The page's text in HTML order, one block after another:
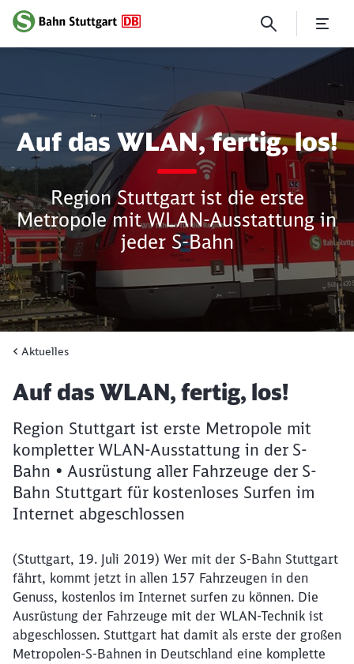
Auf das WLAN, fertig, los!
Auf das WLAN, fertig, los!
Region Stuttgart ist die erste
Metropole mit WLAN-Ausstattung in
jeder S-Bahn
Aktuelles
Artikel:
Auf das WLAN, fertig, los!
Region Stuttgart ist erste Metropole mit
kompletter WLAN-Ausstattung in der S-
Bahn • Ausrüstung aller Fahrzeuge der S-
Bahn Stuttgart für kostenloses Surfen im
Internet abgeschlossen
(Stuttgart, 19. Juli 2019) Wer mit der S-Bahn Stuttgart
fährt, kommt jetzt in allen 157 Fahrzeugen in den
Genuss, kostenlos im Internet surfen zu können. Die
Ausrüstung der Fahrzeuge mit der WLAN-Technik ist
abgeschlossen. Stuttgart hat damit als erste der großen
Metropolen-S-Bahnen in Deutschland eine komplette